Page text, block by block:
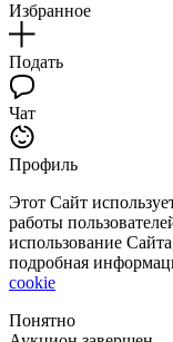
Избранное
Подать
Чат
Профиль
Этот Сайт
работы
использование
подробная
cookie
Понятно